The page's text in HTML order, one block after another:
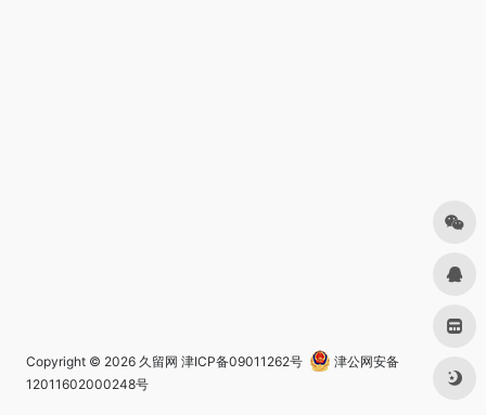
Copyright © 2026 久留网 津ICP备09011262号
津公网安备
12011602000248号